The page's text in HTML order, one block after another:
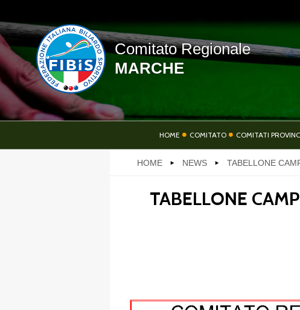
HOME
Comitato Regionale
MARCHE
HOME COMITATO COMITATI
HOME NEWS TABELLONE
TABELLONE